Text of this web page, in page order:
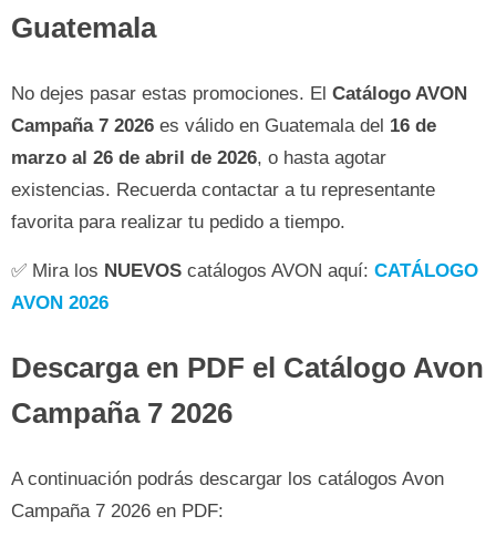
Guatemala
No dejes pasar estas promociones. El Catálogo AVON
Campaña 7 2026 es válido en Guatemala del 16 de
marzo al 26 de abril de 2026, o hasta agotar
existencias. Recuerda contactar a tu representante
favorita para realizar tu pedido a tiempo.
✅ Mira los NUEVOS catálogos AVON aquí: CATÁLOGO
AVON 2026
Descarga en PDF el Catálogo Avon
Campaña 7 2026
A continuación podrás descargar los catálogos Avon
Campaña 7 2026 en PDF: